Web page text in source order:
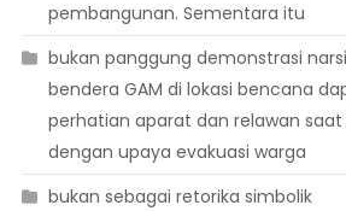
pembangunan. Sementara itu
bukan panggung demonstrasi
bendera GAM di lokasi bencana
perhatian aparat dan relawan saat
dengan upaya evakuasi warga
bukan sebagai retorika simbolik